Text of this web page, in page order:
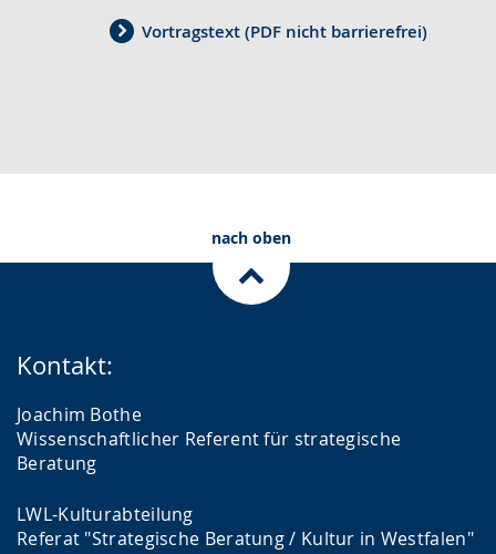
Vortragstext (PDF nicht barrierefrei)
nach oben
Kontakt:
Joachim Bothe
Wissenschaftlicher Referent für strategische
Beratung
LWL-Kulturabteilung
Referat "Strategische Beratung / Kultur in Westfalen"